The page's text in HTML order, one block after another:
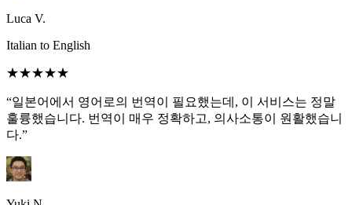
Luca V.
Italian to English
★★★★★
“일본어에서 영어로의 번역이 필요했는데, 이 서비스는 정말
훌륭했습니다. 번역이 매우 정확하고, 의사소통이 원활했습니
다.”